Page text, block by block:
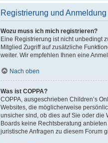
Registrierung und Anmeldung
Wozu muss ich mich registrieren?
Eine Registrierung ist nicht unbedingt
Mitglied Zugriff auf zusätzliche
weiter. Wir empfehlen Ihnen eine
Nach oben
Was ist COPPA?
COPPA, ausgeschrieben Children’s
Websites, die möglicherweise
unsicher sind, ob dies auf Sie oder die
Boards keine Rechtsberatung
juristische Anfragen zu diesem Forum